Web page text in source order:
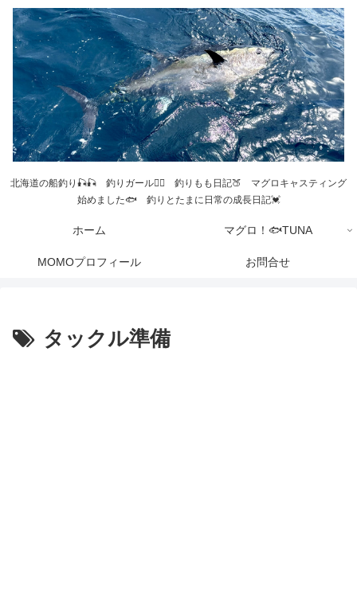
北海道の船釣り🎣🎣 釣りガール💁‍♀️ 釣りもも日記🍑 マグロキャスティング
始めました🐟 釣りとたまに日常の成長日記💓
ホーム マグロ！🐟TUNA
MOMOプロフィール お問合せ
タックル準備